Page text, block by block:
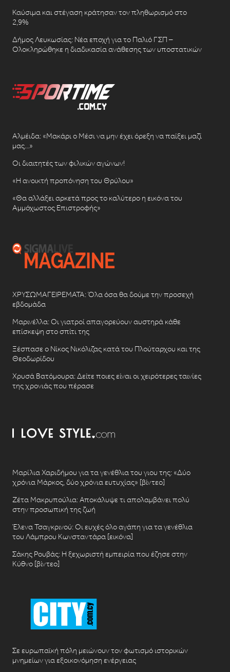
Καύσιμα και στέγαση κράτησαν τον πληθωρισμό στο
2,9%
Δήμος Λευκωσίας: Νέα εποχή για το Παλιό ΓΣΠ –
Ολοκληρώθηκε η διαδικασία ανάθεσης των υποστατικών
Αλμέιδα: «Μακάρι ο Μέσι να μην έχει όρεξη να παίξει μαζί
μας…»
Οι διαιτητές των φιλικών αγώνων!
«Η ανοικτή προπόνηση του Θρύλου»
«Θα αλλάξει αρκετά προς το καλύτερο η εικόνα του
Αμμόχωστος Επιστροφής»
ΧΡΥΣΩΜΑΓΕΙΡΕΜΑΤΑ: Όλα όσα θα δούμε την προσεχή
εβδομάδα
Μαρινέλλα: Οι γιατροί απαγορεύουν αυστηρά κάθε
επίσκεψη στο σπίτι της
Ξέσπασε ο Νίκος Νικόλιζας κατά του Πλούταρχου και της
Θεοδωρίδου
Χρυσά Βατόμουρα: Δείτε ποιες είναι οι χειρότερες ταινίες
της χρονιάς που πέρασε
Μαρίλια Χαριδήμου για τα γενέθλια του γιου της: «Δύο
χρόνια Μάρκος, δύο χρόνια ευτυχίας» [βίντεο]
Ζέτα Μακρυπούλια: Αποκάλυψε τι απολαμβάνει πολύ
στην προσωπική της ζωή
Έλενα Τσαγκρινού: Οι ευχές όλο αγάπη για τα γενέθλια
του Λάμπρου Κωνσταντάρα [εικόνα]
Σάκης Ρουβάς: Η ξεχωριστή εμπειρία που έζησε στην
Κύθνο [βίντεο]
Σε ευρωπαϊκή πόλη μειώνουν τον φωτισμό ιστορικών
μνημείων για εξοικονόμηση ενέργειας